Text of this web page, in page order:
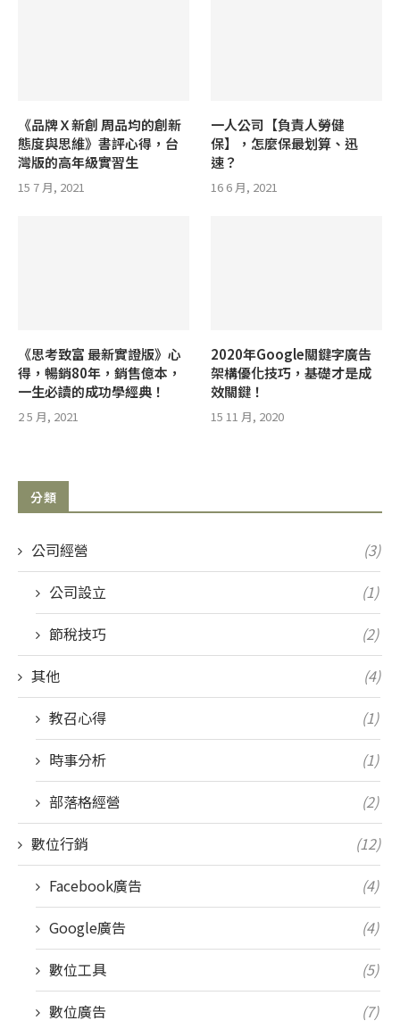
《品牌Ｘ新創 周品均的創新
態度與思維》書評心得，台
灣版的高年級實習生
15 7 月, 2021
一人公司【負責人勞健
保】，怎麼保最划算、迅
速？
16 6 月, 2021
《思考致富 最新實證版》心
得，暢銷80年，銷售億本，
一生必讀的成功學經典！
2 5 月, 2021
2020年Google關鍵字廣告
架構優化技巧，基礎才是成
效關鍵！
15 11 月, 2020
分類
公司經營
(3)
公司設立
(1)
節稅技巧
(2)
其他
(4)
教召心得
(1)
時事分析
(1)
部落格經營
(2)
數位行銷
(12)
Facebook廣告
(4)
Google廣告
(4)
數位工具
(5)
數位廣告
(7)